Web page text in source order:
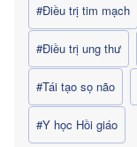
#Điều trị tim mạch
#Điều trị ung thư
#Tái tạo sọ não
#Y học Hồi giáo